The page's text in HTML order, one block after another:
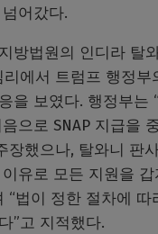
어갔다.
방법원의 인디라 탈
에서 트럼프 행정부
을 보였다. 행정부는
으로 SNAP 지급을
장했으나, 탈와니 판
유로 모든 지원을
“법이 정한 절차에 따
”고 지적했다.